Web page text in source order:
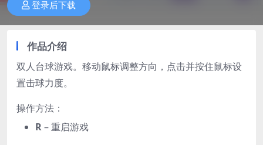
登录后下载
作品介绍
双人台球游戏。移动鼠标调整方向，点击并按住鼠标设
置击球力度。
操作方法：
R– 重启游戏